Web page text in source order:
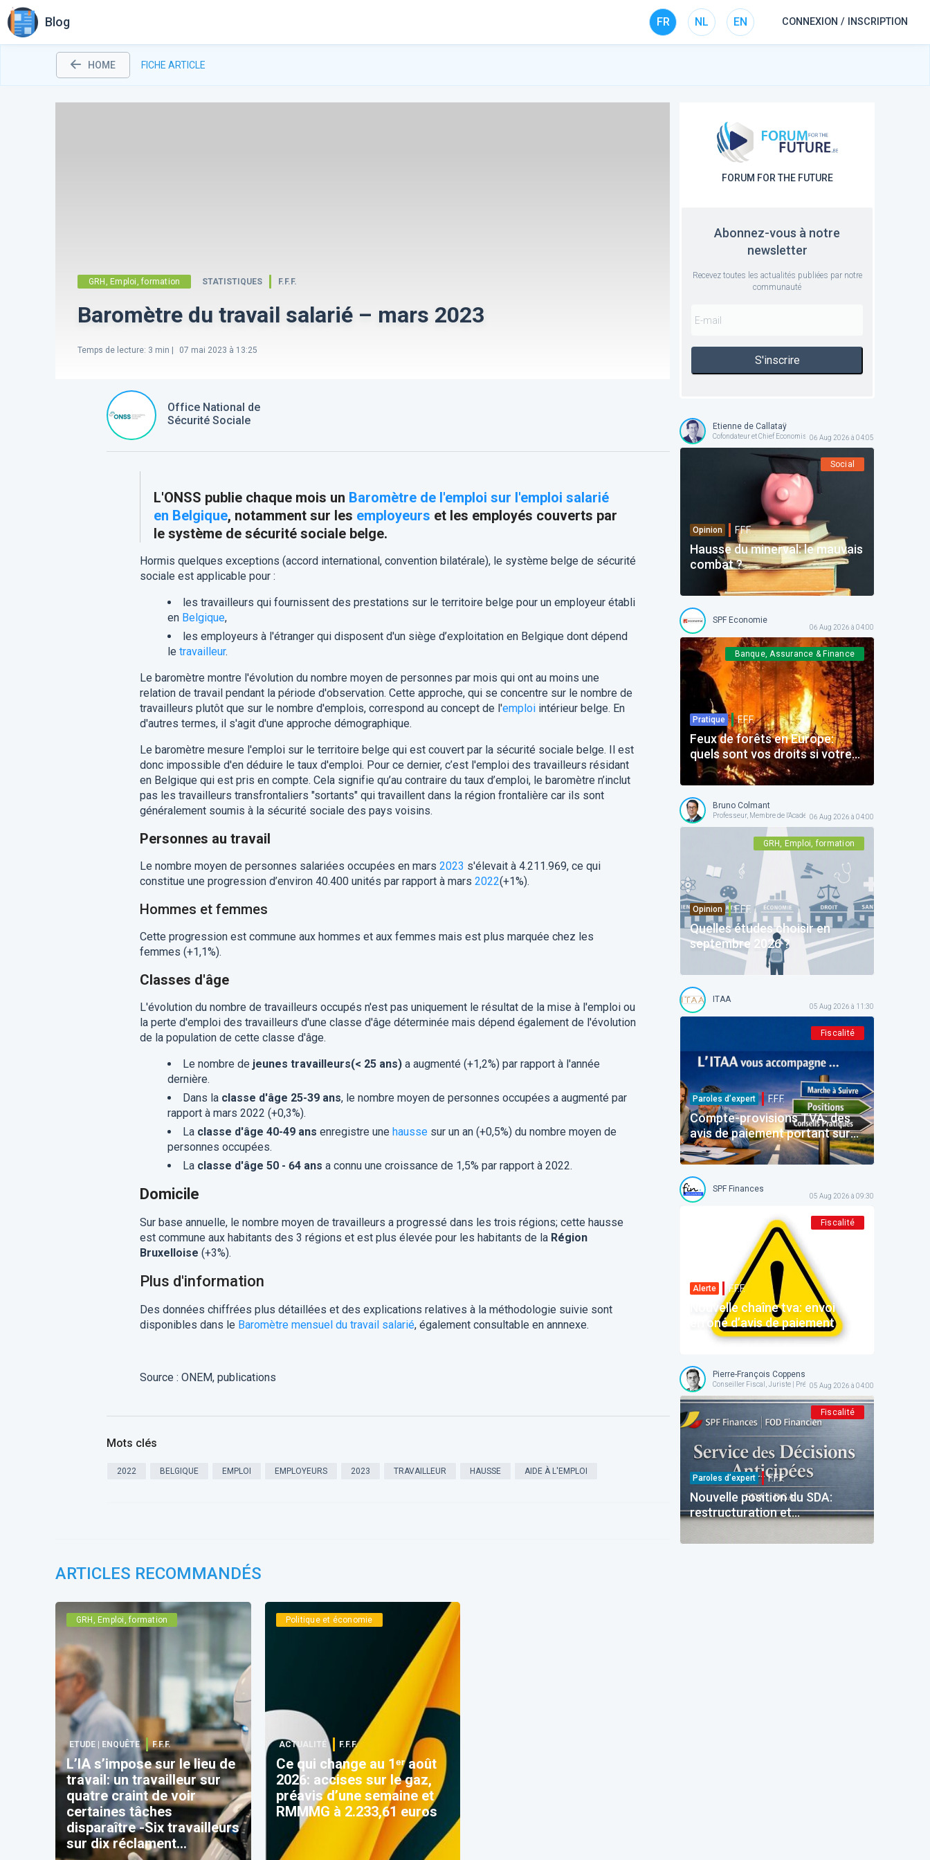
Blog FR NL EN CONNEXION / INSCRIPTION
HOME FICHE ARTICLE
GRH, Emploi, formation STATISTIQUES F.F.F.
Baromètre du travail salarié – mars 2023
Temps de lecture: 3 min | 07 mai 2023 à 13:25
Office National de
Sécurité Sociale
L'ONSS publie chaque mois un Baromètre de l'emploi sur l'emploi salarié
en Belgique, notamment sur les employeurs et les employés couverts par
le système de sécurité sociale belge.
Hormis quelques exceptions (accord international, convention bilatérale), le système belge de sécurité
sociale est applicable pour :
les travailleurs qui fournissent des prestations sur le territoire belge pour un employeur établi
en Belgique,
les employeurs à l'étranger qui disposent d'un siège d’exploitation en Belgique dont dépend
le travailleur.
Le baromètre montre l'évolution du nombre moyen de personnes par mois qui ont au moins une
relation de travail pendant la période d'observation. Cette approche, qui se concentre sur le nombre de
travailleurs plutôt que sur le nombre d'emplois, correspond au concept de l'emploiintérieur belge. En
d'autres termes, il s'agit d'une approche démographique.
Le baromètre mesure l'emploi sur le territoire belge qui est couvert par la sécurité sociale belge. Il est
donc impossible d'en déduire le taux d'emploi. Pour ce dernier, c’est l'emploi des travailleurs résidant
en Belgique qui est pris en compte. Cela signifie qu’au contraire du taux d’emploi, le baromètre n’inclut
pas les travailleurs transfrontaliers "sortants" qui travaillent dans la région frontalière car ils sont
généralement soumis à la sécurité sociale des pays voisins.
Personnes au travail
Le nombre moyen de personnes salariées occupées en mars 2023 s'élevait à 4.211.969, ce qui
constitue une progression d’environ 40.400 unités par rapport à mars 2022(+1%).
Hommes et femmes
Cette progression est commune aux hommes et aux femmes mais est plus marquée chez les
femmes (+1,1%).
Classes d'âge
L'évolution du nombre de travailleurs occupés n'est pas uniquement le résultat de la mise à l'emploi ou
la perte d'emploi des travailleurs d'une classe d'âge déterminée mais dépend également de l'évolution
de la population de cette classe d'âge.
Le nombre de jeunes travailleurs(< 25 ans) a augmenté (+1,2%) par rapport à l'année
dernière.
Dans la classe d'âge 25-39 ans, le nombre moyen de personnes occupées a augmenté par
rapport à mars 2022 (+0,3%).
La classe d'âge 40-49 ans enregistre une haussesur un an (+0,5%) du nombre moyen de
personnes occupées.
La classe d'âge 50 - 64 ans a connu une croissance de 1,5% par rapport à 2022.
Domicile
Sur base annuelle, le nombre moyen de travailleurs a progressé dans les trois régions; cette hausse
est commune aux habitants des 3 régions et est plus élevée pour les habitants de la Région
Bruxelloise (+3%).
Plus d'information
Des données chiffrées plus détaillées et des explications relatives à la méthodologie suivie sont
disponibles dans le Baromètre mensuel du travail salarié, également consultable en annnexe.
Source : ONEM, publications
Mots clés
2022 BELGIQUE EMPLOI EMPLOYEURS 2023 TRAVAILLEUR HAUSSE AIDE À L'EMPLOI
ARTICLES RECOMMANDÉS
GRH, Emploi, formation
ETUDE | ENQUÊTE F.F.F.
L’IA s’impose sur le lieu de
travail: un travailleur sur
quatre craint de voir
certaines tâches
disparaître -Six travailleurs
sur dix réclament
Politique et économie
ACTUALITÉ F.F.F.
Ce qui change au 1ᵉʳ août
2026: accises sur le gaz,
préavis d’une semaine et
RMMMG à 2.233,61 euros
FORUM FOR THE FUTURE
Abonnez-vous à notre
newsletter
Recevez toutes les actualités publiées par notre
communauté
S'inscrire
Etienne de Callataÿ
Cofondateur et Chief Economist @ Orcadia Asset Management
06 Aug 2026 à 04:05
Social
Opinion F.F.F.
Hausse du minerval: le mauvais
combat ?
SPF Economie
06 Aug 2026 à 04:00
Banque, Assurance & Finance
Pratique F.F.F.
Feux de forêts en Europe:
quels sont vos droits si votre
voyage est impacté ?
Bruno Colmant
Professeur, Membre de l'Académie Royale06 Aug 2026 à 04:00
GRH, Emploi, formation
Opinion F.F.F.
Quelles études choisir en
septembre 2026 ?
ITAA
05 Aug 2026 à 11:30
Fiscalité
Paroles d’expert F.F.F.
Compte-provisions TVA: des
avis de paiement portant sur
des montants déjà payés
SPF Finances
05 Aug 2026 à 09:30
Fiscalité
Alerte F.F.F.
Nouvelle chaîne tva: envoi
erroné d’avis de paiement
Pierre-François Coppens
Conseiller Fiscal, Juriste | Président @ AFPC
05 Aug 2026 à 04:00
Fiscalité
Paroles d’expert F.F.F.
Nouvelle position du SDA:
restructuration et